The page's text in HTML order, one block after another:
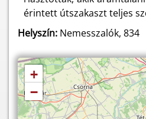
érintett útszakaszt teljes
Helyszín: Nemesszalók, 834
+
−